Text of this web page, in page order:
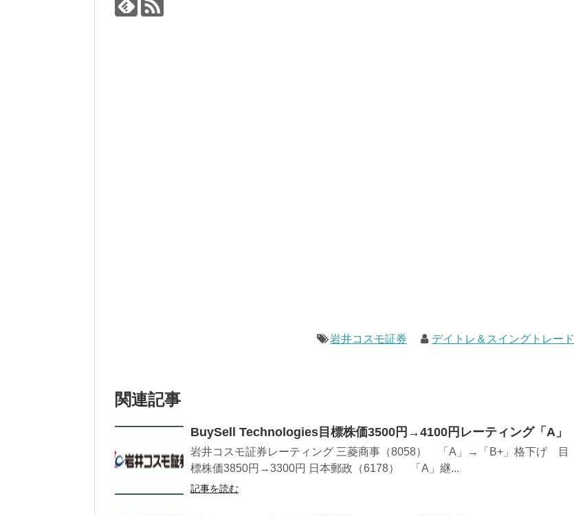
岩井コスモ証券 デイトレ＆スイングトレード
関連記事
BuySell Technologies目標株価3500円→4100円レーティング「A」
岩井コスモ証券レーティング 三菱商事（8058） 「A」→「B+」格下げ 目
標株価3850円→3300円 日本郵政（6178） 「A」継...
記事を読む